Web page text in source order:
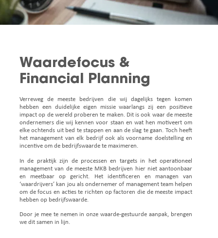
Waardefocus &
Financial Planning
Verreweg de meeste bedrijven die wij dagelijks tegen komen
hebben een duidelijke eigen missie waarlangs zij een positieve
impact op de wereld proberen te maken. Dit is ook waar de meeste
ondernemers die wij kennen voor staan en wat hen motiveert om
elke ochtends uit bed te stappen en aan de slag te gaan. Toch heeft
het management van elk bedrijf ook als voorname doelstelling en
incentive om de bedrijfswaarde te maximeren.
In de praktijk zijn de processen en targets in het operationeel
management van de meeste MKB bedrijven hier niet aantoonbaar
en meetbaar op gericht. Het identificeren en managen van
‘waardrijvers’ kan jou als ondernemer of management team helpen
om de focus en acties te richten op factoren die de meeste impact
hebben op bedrijfswaarde.
Door je mee te nemen in onze waarde-gestuurde aanpak, brengen
we dit samen in lijn.